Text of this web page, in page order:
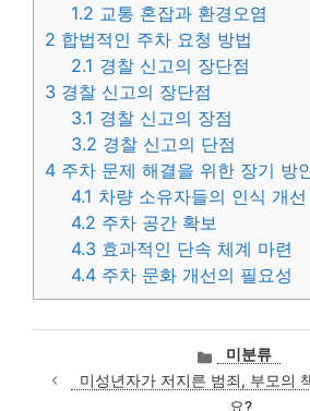
1.2 교통 혼잡과 환경오염
2 합법적인 주차 요청 방법
2.1 경찰 신고의 장단점
3 경찰 신고의 장단점
3.1 경찰 신고의 장점
3.2 경찰 신고의 단점
4 주차 문제 해결을 위한 장기 방
4.1 차량 소유자들의 인식 개선
4.2 주차 공간 확보
4.3 효과적인 단속 체계 마련
4.4 주차 문화 개선의 필요성
카
테
고
미분류
미성년자가 저지른 범죄, 부모의
요?